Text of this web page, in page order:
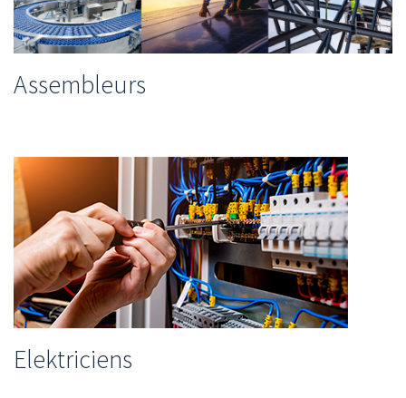
Assembleurs
Elektriciens